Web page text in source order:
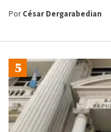
PorCésar Dergarabedian